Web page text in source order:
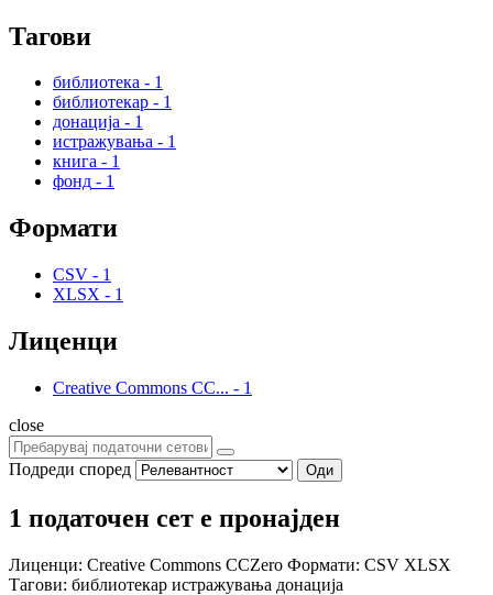
Тагови
библиотека - 1
библиотекар - 1
донација - 1
истражувања - 1
книга - 1
фонд - 1
Формати
CSV - 1
XLSX - 1
Лиценци
Creative Commons CC... - 1
close
Подреди според Оди
1 податочен сет е пронајден
Лиценци: Creative Commons CCZero Формати: CSV XLSX
Тагови: библиотекар истражувања донација